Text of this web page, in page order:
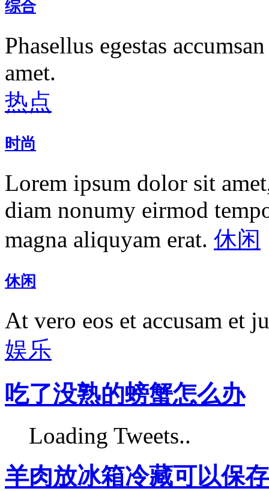
综合
Phasellus egestas
amet.
热点
时尚
Lorem ipsum dolor sit
diam nonumy eirmod
magna aliquyam erat. 休闲
休闲
At vero eos et accusam et
娱乐
吃了没熟的螃蟹怎么办
Loading Tweets..
羊肉放冰箱冷藏可以保